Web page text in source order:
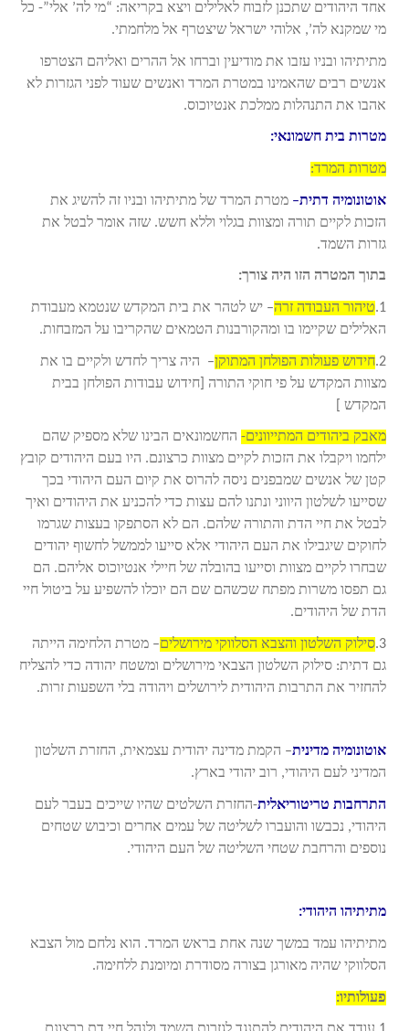
אחד היהודים שתכנן לזבוח לאלילים ויצא בקריאה: “מי לה’ אלי”- כל
מי שמקנא לה’, אלוהי ישראל שיצטרף אל מלחמתי.
מתיתיהו ובניו עזבו את מודיעין וברחו אל ההרים ואליהם הצטרפו
אנשים רבים שהאמינו במטרת המרד ואנשים שעוד לפני הגזרות לא
אהבו את התנהלות ממלכת אנטיוכוס.
מטרות בית חשמונאי:
מטרות המרד:
אוטונומיה דתית– מטרת המרד של מתיתיהו ובניו זה להשיג את
הזכות לקיים תורה ומצוות בגלוי וללא חשש. שזה אומר לבטל את
גזרות השמד.
בתוך המטרה הזו היה צורך:
1. טיהור העבודה זרה– יש לטהר את בית המקדש שנטמא מעבודת
האלילים שקיימו בו ומהקורבנות הטמאים שהקריבו על המזבחות.
2. חידוש פעולות הפולחן המתוקן– היה צריך לחדש ולקיים בו את
מצוות המקדש על פי חוקי התורה [חידוש עבודות הפולחן בבית
המקדש ]
מאבק ביהודים המתייוונים- החשמונאים הבינו שלא מספיק שהם
ילחמו ויקבלו את הזכות לקיים מצוות כרצונם. היו בעם היהודים קובץ
קטן של אנשים שמבפנים ניסה להרוס את קיום העם היהודי בכך
שסייעו לשלטון היווני ונתנו להם עצות כדי להכניע את היהודים ואיך
לבטל את חיי הדת והתורה שלהם. הם לא הסתפקו בעצות שגרמו
לחוקים שיגבילו את העם היהודי אלא סייעו לממשל לחשוף יהודים
שבחרו לקיים מצוות וסייעו בהובלה של חיילי אנטיוכוס אליהם. הם
גם תפסו משרות מפתח שכשהם שם הם יוכלו להשפיע על ביטול חיי
הדת של היהודים.
3. סילוק השלטון והצבא הסלווקי מירושלים– מטרת הלחימה הייתה
גם דתית: סילוק השלטון הצבאי מירושלים ומשטח יהודה כדי להצליח
להחזיר את התרבות היהודית לירושלים ויהודה בלי השפעות זרות.
אוטונומיה מדינית– הקמת מדינה יהודית עצמאית, החזרת השלטון
המדיני לעם היהודי, רוב יהודי בארץ.
התרחבות טריטוריאלית-החזרת השלטים שהיו שייכים בעבר לעם
היהודי, נכבשו והועברו לשליטה של עמים אחרים וכיבוש שטחים
נוספים והרחבת שטחי השליטה של העם היהודי.
מתיתיהו היהודי:
מתיתיהו עמד במשך שנה אחת בראש המרד. הוא נלחם מול הצבא
הסלווקי שהיה מאורגן בצורה מסודרת ומיומנת ללחימה.
פעולותיו: